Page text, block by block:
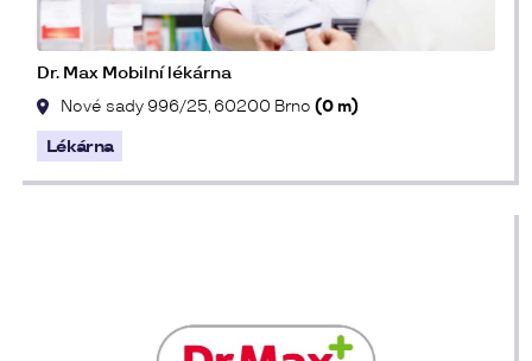
Dr. Max Mobilní lékárna
Nové sady 996/25, 60200 Brno (0 m)
Lékárna